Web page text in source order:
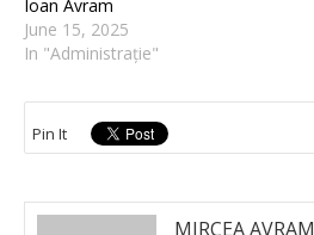
Ioan Avram
June 15, 2025
In "Administrație"
Pin It
MIRCEA AVRAM